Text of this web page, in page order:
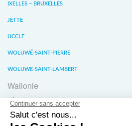
IXELLES – BRUXELLES
JETTE
UCCLE
WOLUWÉ-SAINT-PIERRE
WOLUWE-SAINT-LAMBERT
Wallonie
LIÈGE
WATERLOO